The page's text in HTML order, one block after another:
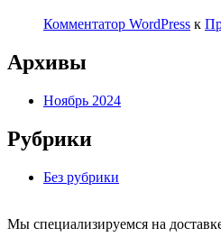
Комментатор WordPress к
Архивы
Ноябрь 2024
Рубрики
Без рубрики
Мы специализируемся на